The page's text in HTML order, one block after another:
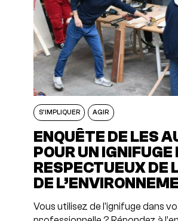
S'IMPLIQUER AGIR
ENQUÊTE DE LES
POUR UN IGNIFUGE
RESPECTUEUX DE
DE
Vous utilisez de l'ignifuge dans